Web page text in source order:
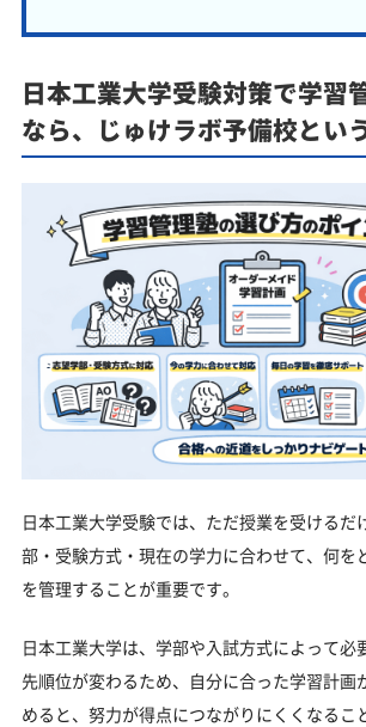
日本工業大学受験対策で学習
なら、じゅけラボ予備校とい
日本工業大学受験では、ただ授業を受けるだ
部・受験方式・現在の学力に合わせて、何を
を管理することが重要です。
日本工業大学は、学部や入試方式によって必
先順位が変わるため、自分に合った学習計画
めると、努力が得点につながりにくくなるこ